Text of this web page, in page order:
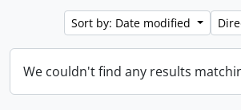
Sort by: Date modified
We couldn't find any results